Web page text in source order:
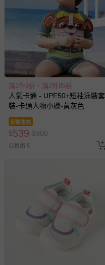
滿1件9折，滿2件85折
人氣卡通 - UPF50+短袖泳裝套
裝-卡通人物小礫-黃灰色
即將售完
$539 $900
已售出 5